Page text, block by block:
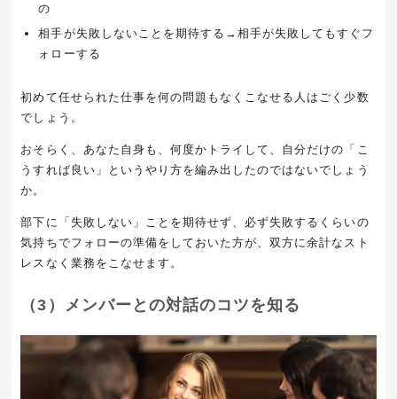
の
相手が失敗しないことを期待する→相手が失敗してもすぐフ
ォローする
初めて任せられた仕事を何の問題もなくこなせる人はごく少数
でしょう。
おそらく、あなた自身も、何度かトライして、自分だけの「こ
うすれば良い」というやり方を編み出したのではないでしょう
か。
部下に「失敗しない」ことを期待せず、必ず失敗するくらいの
気持ちでフォローの準備をしておいた方が、双方に余計なスト
レスなく業務をこなせます。
（3）メンバーとの対話のコツを知る